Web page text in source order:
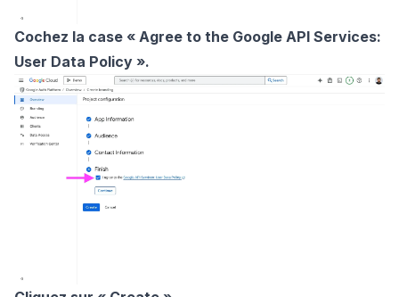
Cochez la case « Agree to the Google API Services:
User Data Policy ».